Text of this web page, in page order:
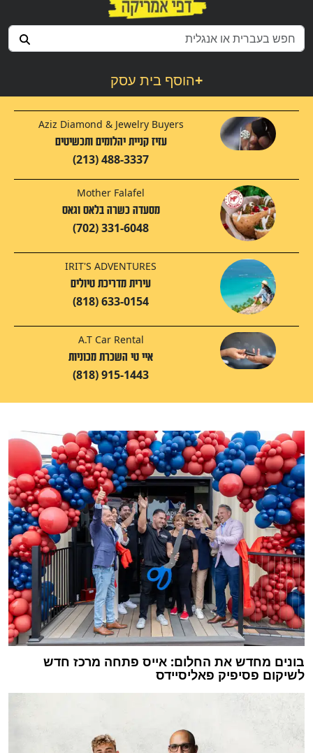
הוסף בית עסק+
Aziz Diamond & Jewelry Buyers
עזיז קניית יהלומים ותכשיטים
(213) 488-3337
Mother Falafel
מסעדה כשרה בלאס וגאס
(702) 331-6048
IRIT'S ADVENTURES
עירית מדריכת טיולים
(818) 633-0154
A.T Car Rental
איי טי השכרת מכוניות
(818) 915-1443
בונים מחדש את החלום: אייס פתחה מרכז חדש
לשיקום פסיפיק פאליסיידס